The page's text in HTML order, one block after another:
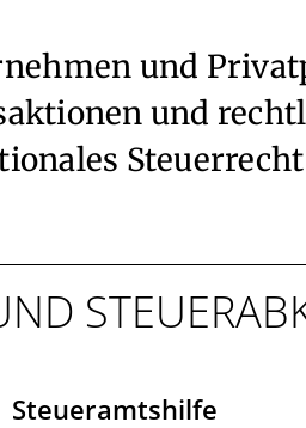
und
und
Steueramtshilfe